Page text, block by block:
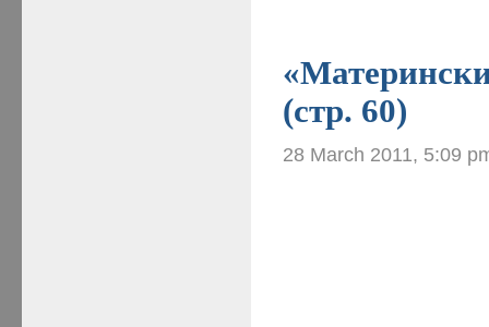
(стр. 60)
28 March 2011, 5:09